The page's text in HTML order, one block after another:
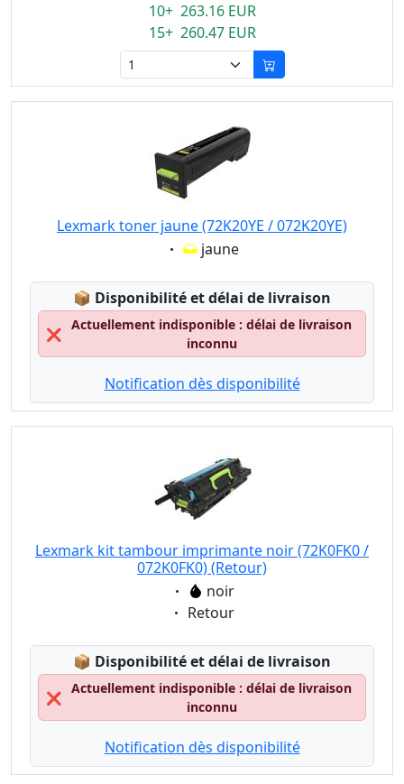
10+ 263.16 EUR
15+ 260.47 EUR
Lexmark toner jaune (72K20YE / 072K20YE)
Eigenschaft:
jaune
📦 Lagerstatus:
Disponibilité et délai de livraison
❌
Actuellement indisponible : délai de livraison
inconnu
Notification dès disponibilité
Lexmark kit tambour imprimante noir (72K0FK0 /
072K0FK0) (Retour)
Eigenschaft:
noir
Eigenschaft:
Retour
📦 Lagerstatus:
Disponibilité et délai de livraison
❌
Actuellement indisponible : délai de livraison
inconnu
Notification dès disponibilité